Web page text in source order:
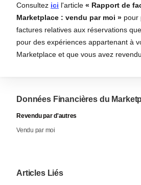
Consultez ici l'article « Rapport de
Marketplace : vendu par moi » pour
factures relatives aux réservations
pour des expériences appartenant à
Marketplace et que vous avez
Données Financières du
Revendu par d'autres
Vendu par moi
Articles Liés